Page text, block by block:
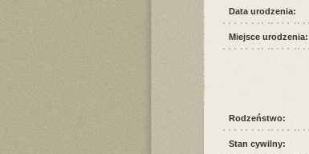
Data urodzenia:
Miejsce urodzenia:
Rodzeństwo:
Stan cywilny: